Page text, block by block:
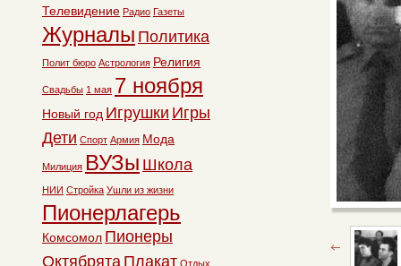
Телевидение Радио Газеты
Журналы Политика
Полит бюро Астрология Религия
Свадьбы 1 мая 7 ноября
Новый год Игрушки Игры
Дети Спорт Армия Мода
Милиция ВУЗы Школа
НИИ Стройка Ушли из жизни
Пионерлагерь
Комсомол Пионеры
Октябрята Плакат Отдых